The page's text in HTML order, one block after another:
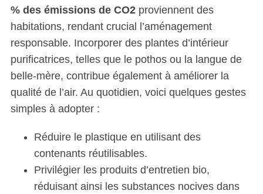
% des émissions de CO2proviennent des
habitations, rendant crucial l’aménagement
responsable. Incorporer des plantes d’intérieur
purificatrices, telles que le pothos ou la langue de
belle-mère, contribue également à améliorer la
qualité de l’air. Au quotidien, voici quelques gestes
simples à adopter :
Réduire le plastique en utilisant des
contenants réutilisables.
Privilégier les produits d’entretien bio,
réduisant ainsi les substances nocives dans